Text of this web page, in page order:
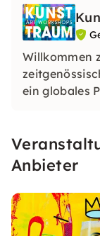
Willkommen
ein globales
anzuregen
Begleite uns
künstlerische
Anbieter